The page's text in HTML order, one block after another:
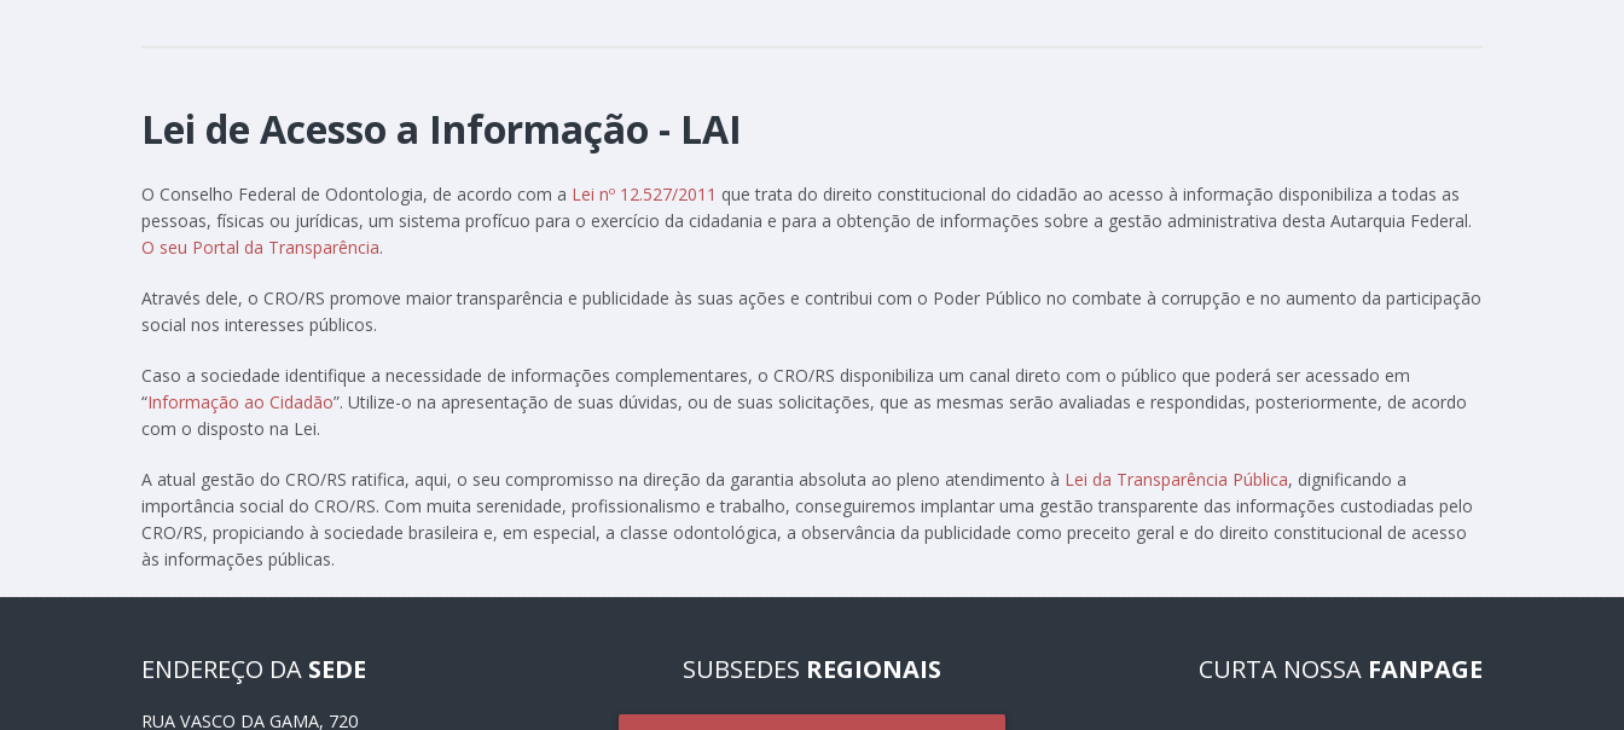
Lei de Acesso a Informação - LAI
O Conselho Federal de Odontologia, de acordo com a Lei nº 12.527/2011 que trata do direito constitucional do cidadão ao acesso à informação disponibiliza a todas as
pessoas, físicas ou jurídicas, um sistema profícuo para o exercício da cidadania e para a obtenção de informações sobre a gestão administrativa desta Autarquia Federal.
O seu Portal da Transparência.
Através dele, o CRO/RS promove maior transparência e publicidade às suas ações e contribui com o Poder Público no combate à corrupção e no aumento da participação
social nos interesses públicos.
Caso a sociedade identifique a necessidade de informações complementares, o CRO/RS disponibiliza um canal direto com o público que poderá ser acessado em
“Informação ao Cidadão”. Utilize-o na apresentação de suas dúvidas, ou de suas solicitações, que as mesmas serão avaliadas e respondidas, posteriormente, de acordo
com o disposto na Lei.
A atual gestão do CRO/RS ratifica, aqui, o seu compromisso na direção da garantia absoluta ao pleno atendimento à Lei da Transparência Pública, dignificando a
importância social do CRO/RS. Com muita serenidade, profissionalismo e trabalho, conseguiremos implantar uma gestão transparente das informações custodiadas pelo
CRO/RS, propiciando à sociedade brasileira e, em especial, a classe odontológica, a observância da publicidade como preceito geral e do direito constitucional de acesso
às informações públicas.
ENDEREÇO DA SEDE
RUA VASCO DA GAMA, 720
SUBSEDES REGIONAIS CURTA NOSSA FANPAGE